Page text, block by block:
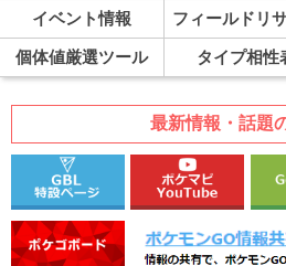
イベント情報
フィールドリ
個体値厳選ツール
タイプ相性
最新情報・話題